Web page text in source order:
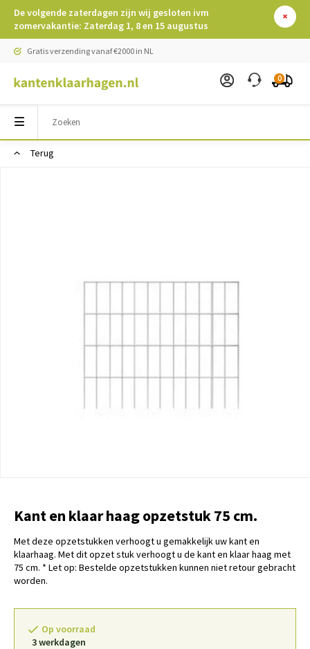
De volgende zaterdagen zijn wij gesloten ivm
zomervakantie: Zaterdag 1, 8 en 15 augustus
Gratis verzending vanaf €2000 in NL
0
Terug
Kant en klaar haag opzetstuk 75 cm.
Met deze opzetstukken verhoogt u gemakkelijk uw kant en
klaarhaag. Met dit opzet stuk verhoogt u de kant en klaar haag met
75 cm. * Let op: Bestelde opzetstukken kunnen niet retour gebracht
worden.
Op voorraad
3 werkdagen